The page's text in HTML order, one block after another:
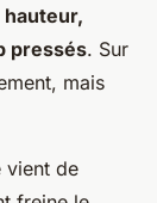
hauteur,
pressés. Sur
mais
vient de